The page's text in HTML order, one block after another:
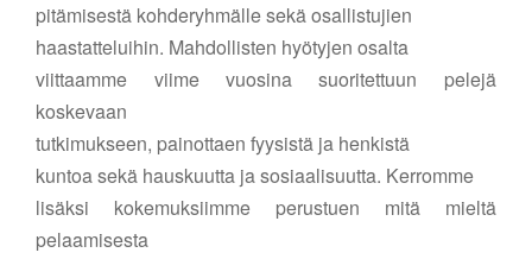
pitämisestä kohderyhmälle sekä osallistujien
haastatteluihin. Mahdollisten hyötyjen osalta
viittaamme viime vuosina suoritettuun pelejä
koskevaan
tutkimukseen, painottaen fyysistä ja henkistä
kuntoa sekä hauskuutta ja sosiaalisuutta. Kerromme
lisäksi kokemuksiimme perustuen mitä mieltä
pelaamisesta